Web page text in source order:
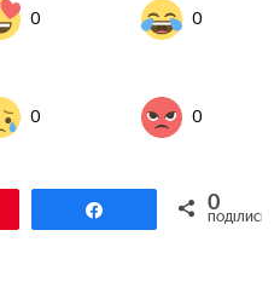
0 0
0 0
Поділитися0
ПОДІЛИСЬ